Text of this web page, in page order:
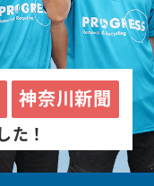
神奈川新聞
た！